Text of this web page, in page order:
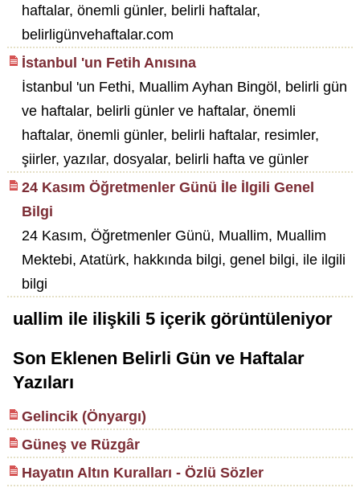
haftalar, önemli günler, belirli haftalar,
belirligünvehaftalar.com
İstanbul 'un Fetih Anısına
İstanbul 'un Fethi, Muallim Ayhan Bingöl, belirli gün
ve haftalar, belirli günler ve haftalar, önemli
haftalar, önemli günler, belirli haftalar, resimler,
şiirler, yazılar, dosyalar, belirli hafta ve günler
24 Kasım Öğretmenler Günü İle İlgili Genel
Bilgi
24 Kasım, Öğretmenler Günü, Muallim, Muallim
Mektebi, Atatürk, hakkında bilgi, genel bilgi, ile ilgili
bilgi
uallim ile ilişkili 5içerik görüntüleniyor
Son Eklenen Belirli Gün ve Haftalar
Yazıları
Gelincik (Önyargı)
Güneş ve Rüzgâr
Hayatın Altın Kuralları - Özlü Sözler